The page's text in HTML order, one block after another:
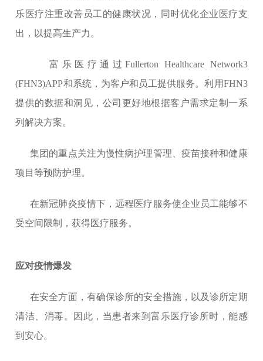
乐医疗注重改善员工的健康状况，同时优化企业医疗支
出，以提高生产力。
富乐医疗通过Fullerton Healthcare Network3
(FHN3)APP和系统，为客户和员工提供服务。利用FHN3
提供的数据和洞见，公司更好地根据客户需求定制一系
列解决方案。
集团的重点关注为慢性病护理管理、疫苗接种和健康
项目等预防护理。
在新冠肺炎疫情下，远程医疗服务使企业员工能够不
受空间限制，获得医疗服务。
应对疫情爆发
在安全方面，有确保诊所的安全措施，以及诊所定期
清洁、消毒。因此，当患者来到富乐医疗诊所时，能感
到安心。